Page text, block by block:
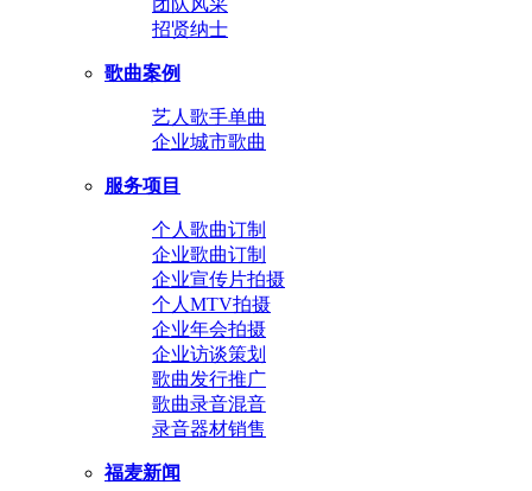
招贤纳士
歌曲案例
艺人歌手单曲
企业城市歌曲
服务项目
个人歌曲订制
企业歌曲订制
企业宣传片拍摄
个人MTV拍摄
企业年会拍摄
企业访谈策划
歌曲发行推广
歌曲录音混音
录音器材销售
福麦新闻